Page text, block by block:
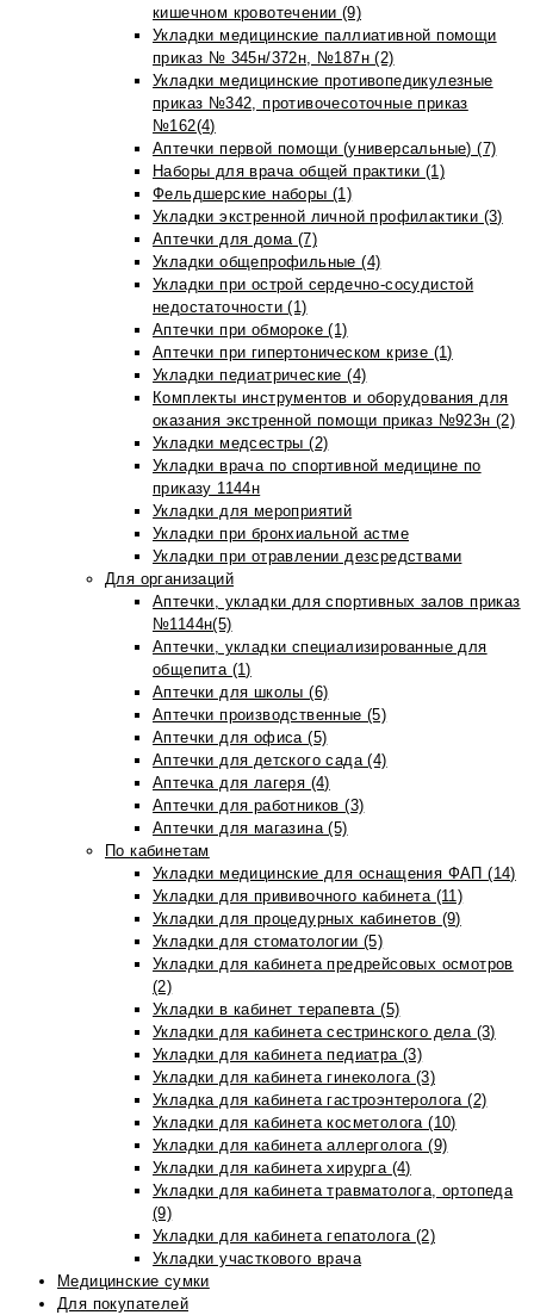
кишечном кровотечении (9)
Укладки медицинские паллиативной помощи
приказ № 345н/372н, №187н (2)
Укладки медицинские противопедикулезные
приказ №342, противочесоточные приказ
№162(4)
Аптечки первой помощи (универсальные) (7)
Наборы для врача общей практики (1)
Фельдшерские наборы (1)
Укладки экстренной личной профилактики (3)
Аптечки для дома (7)
Укладки общепрофильные (4)
Укладки при острой сердечно-сосудистой
недостаточности (1)
Аптечки при обмороке (1)
Аптечки при гипертоническом кризе (1)
Укладки педиатрические (4)
Комплекты инструментов и оборудования для
оказания экстренной помощи приказ №923н (2)
Укладки медсестры (2)
Укладки врача по спортивной медицине по
приказу 1144н
Укладки для мероприятий
Укладки при бронхиальной астме
Укладки при отравлении дезсредствами
Для организаций
Аптечки, укладки для спортивных залов приказ
№1144н(5)
Аптечки, укладки специализированные для
общепита (1)
Аптечки для школы (6)
Аптечки производственные (5)
Аптечки для офиса (5)
Аптечки для детского сада (4)
Аптечка для лагеря (4)
Аптечки для работников (3)
Аптечки для магазина (5)
По кабинетам
Укладки медицинские для оснащения ФАП (14)
Укладки для прививочного кабинета (11)
Укладки для процедурных кабинетов (9)
Укладки для стоматологии (5)
Укладки для кабинета предрейсовых осмотров
(2)
Укладки в кабинет терапевта (5)
Укладки для кабинета сестринского дела (3)
Укладки для кабинета педиатра (3)
Укладки для кабинета гинеколога (3)
Укладка для кабинета гастроэнтеролога (2)
Укладки для кабинета косметолога (10)
Укладки для кабинета аллерголога (9)
Укладки для кабинета хирурга (4)
Укладки для кабинета травматолога, ортопеда
(9)
Укладки для кабинета гепатолога (2)
Укладки участкового врача
Медицинские сумки
Для покупателей